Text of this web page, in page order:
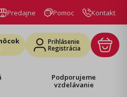
Predajne Pomoc Kontakt
Prihlásenie
Registrácia
Podporujeme
vzdelávanie